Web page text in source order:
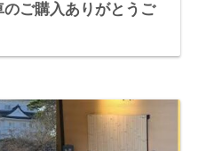
のご購入ありがとうご